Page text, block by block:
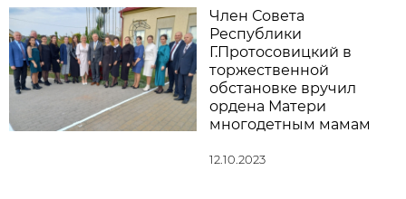
Член Совета
Республики
Г.Протосовицкий в
торжественной
обстановке вручил
ордена Матери
многодетным мамам
12.10.2023